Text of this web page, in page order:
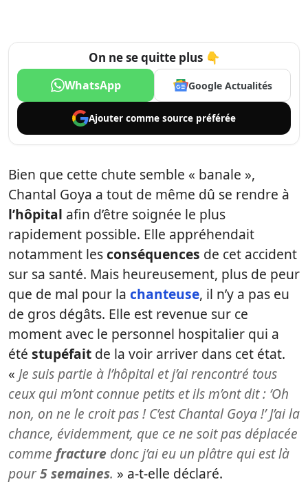
On ne se quitte plus 👇
WhatsApp Google Actualités
Ajouter comme source préférée
Bien que cette chute semble « banale »,
Chantal Goya a tout de même dû se rendre à
l’hôpital afin d’être soignée le plus
rapidement possible. Elle appréhendait
notamment lesconséquences de cet accident
sur sa santé. Mais heureusement, plus de peur
que de mal pour la chanteuse, il n’y a pas eu
de gros dégâts. Elle est revenue sur ce
moment avec le personnel hospitalier qui a
été stupéfait de la voir arriver dans cet état.
« Je suis partie à l’hôpital et j’ai rencontré tous
ceux qui m’ont connue petits et ils m’ont dit : ‘Oh
non, on ne le croit pas ! C’est Chantal Goya !’ J’ai la
chance, évidemment, que ce ne soit pas déplacée
comme fracture donc j’ai eu un plâtre qui est là
pour5 semaines. » a-t-elle déclaré.